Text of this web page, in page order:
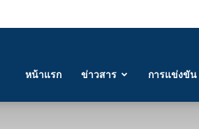
หน้าแรก ข่าวสาร การแข่งขัน